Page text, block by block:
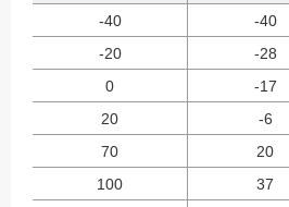
-40 -40
-20
-28
0
-17
20
-6
70
20
100
37